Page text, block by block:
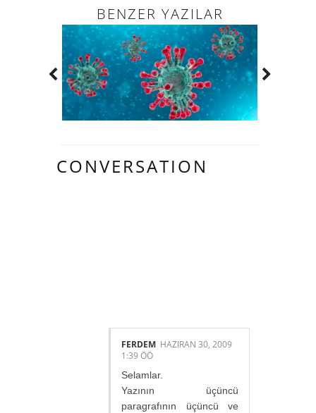
BENZER YAZILAR
CONVERSATION
FERDEM HAZIRAN 30, 2009
1:39 ÖÖ
Selamlar.
Yazının üçüncü
paragrafının üçüncü ve